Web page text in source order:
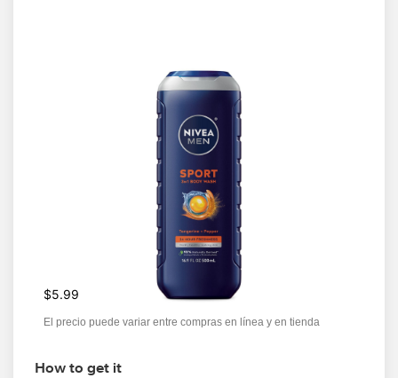
$5.99
El precio puede variar entre compras en línea y en tienda
How to get it